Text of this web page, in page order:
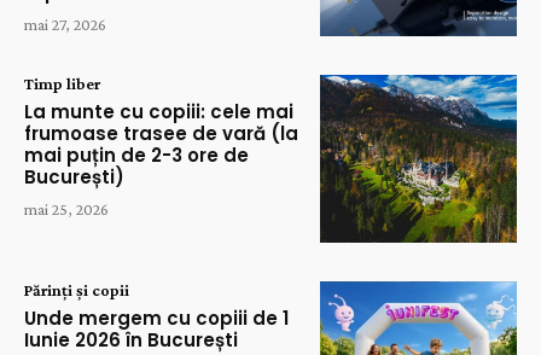
mai 27, 2026
Timp liber
La munte cu copiii: cele mai
frumoase trasee de vară (la
mai puțin de 2-3 ore de
București)
mai 25, 2026
Părinți și copii
Unde mergem cu copiii de 1
Iunie 2026 în București